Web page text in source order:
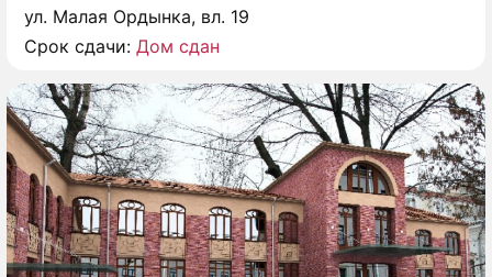
ул. Малая Ордынка, вл. 19
Срок сдачи: Дом сдан